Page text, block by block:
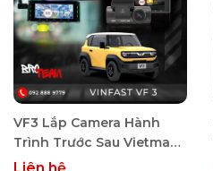
VF3 Lắp Camera Hành
Trình Trước Sau Vietmap
Speedmap M1